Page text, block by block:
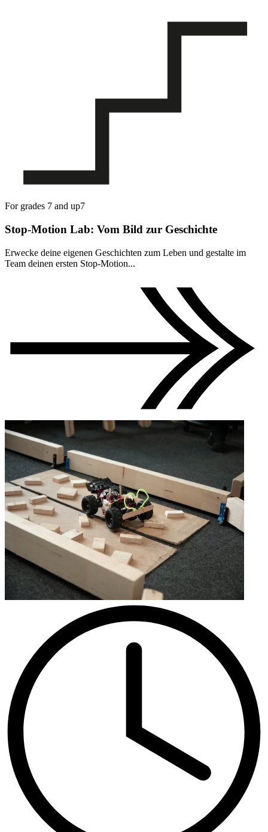
For grades 7 and up7
Stop-Motion Lab: Vom Bild zur Geschichte
Erwecke deine eigenen Geschichten zum Leben und gestalte im
Team deinen ersten Stop-Motion...